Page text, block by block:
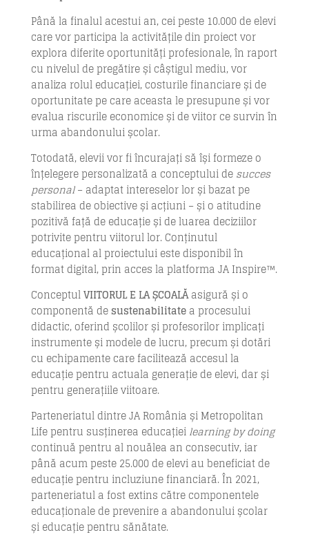
Până la finalul acestui an, cei peste 10.000 de elevi
care vor participa la activitățile din proiect vor
explora diferite oportunități profesionale, în raport
cu nivelul de pregătire și câștigul mediu, vor
analiza rolul educației, costurile financiare și de
oportunitate pe care aceasta le presupune și vor
evalua riscurile economice și de viitor ce survin în
urma abandonului școlar.
Totodată, elevii vor fi încurajați să își formeze o
înțelegere personalizată a conceptului de succes
personal– adaptat intereselor lor și bazat pe
stabilirea de obiective și acțiuni – și o atitudine
pozitivă față de educație și de luarea deciziilor
potrivite pentru viitorul lor. Conținutul
educațional al proiectului este disponibil în
format digital, prin acces la platforma JA Inspire™.
ConceptulVIITORUL E LA ȘCOALĂasigură și o
componentă de sustenabilitate a procesului
didactic, oferind școlilor și profesorilor implicați
instrumente și modele de lucru, precum și dotări
cu echipamente care facilitează accesul la
educație pentru actuala generație de elevi, dar și
pentru generațiile viitoare.
Parteneriatul dintre JA România și Metropolitan
Life pentru susținerea educației learning bydoing
continuă pentru al nouălea an consecutiv, iar
până acum peste 25.000 de elevi au beneficiat de
educație pentru incluziune financiară. În 2021,
parteneriatul a fost extins către componentele
educaționale de prevenire a abandonului școlar
și educație pentru sănătate.